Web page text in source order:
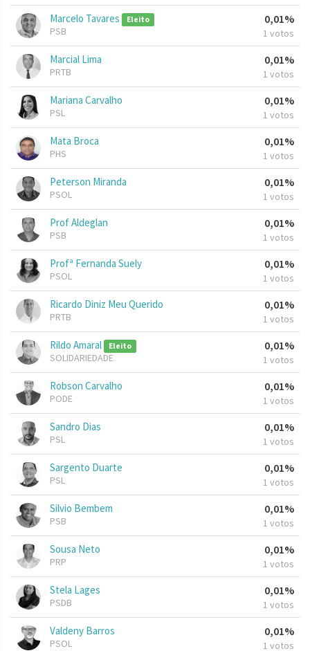
Marcelo Tavares Eleito
PSB
0,01%
1 votos
Marcial Lima
PRTB
0,01%
1 votos
Mariana Carvalho
PSL
0,01%
1 votos
Mata Broca
PHS
0,01%
1 votos
Peterson Miranda
PSOL
0,01%
1 votos
Prof Aldeglan
PSB
0,01%
1 votos
Profª Fernanda Suely
PSOL
0,01%
1 votos
Ricardo Diniz Meu Querido
PRTB
0,01%
1 votos
Rildo Amaral Eleito
SOLIDARIEDADE
0,01%
1 votos
Robson Carvalho
PODE
0,01%
1 votos
Sandro Dias
PSL
0,01%
1 votos
Sargento Duarte
PSL
0,01%
1 votos
Silvio Bembem
PSB
0,01%
1 votos
Sousa Neto
PRP
0,01%
1 votos
Stela Lages
PSDB
0,01%
1 votos
Valdeny Barros
PSOL
0,01%
1 votos